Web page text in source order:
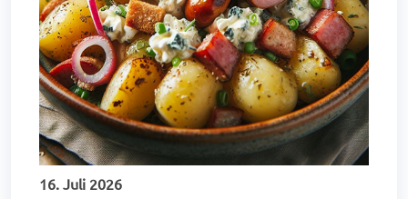
16. Juli 2026